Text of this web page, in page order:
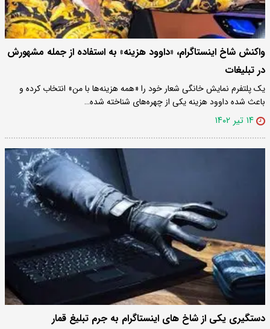
واکنش شاخ اینستاگرام، «داوود هزینه» به استفاده از جمله مشهورش
در تبلیغات
یک پلتفرم نمایش خانگی شعار خود را «همه هزینه‌ها با من» انتخاب کرده و
باعث شده داوود هزینه یکی از چهره‌های شناخته شده…
۱۴ تیر ۱۴۰۲
دستگیری یکی از شاخ‌ های اینستاگرام به جرم تبلیغ قمار